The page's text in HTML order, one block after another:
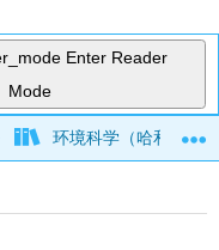
Enter Reader
Mode
hierarchy
环境科学（哈和施莱